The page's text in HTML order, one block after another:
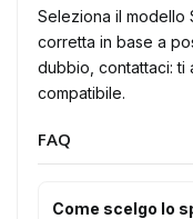
Seleziona il modello
corretta in base a
dubbio, contattaci: ti
compatibile.
FAQ
Come scelgo lo